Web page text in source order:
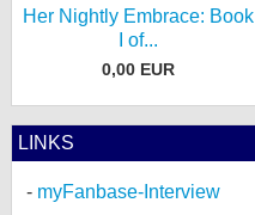
Her Nightly Embrace: Book
I of...
0,00 EUR
LINKS
myFanbase-Interview